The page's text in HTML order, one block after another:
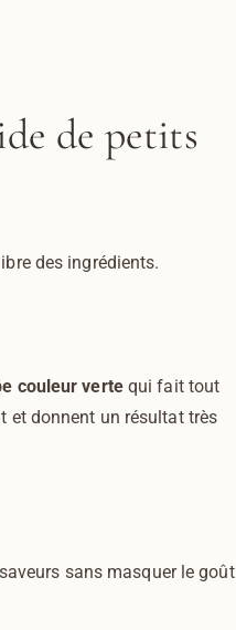
de petits
des ingrédients.
couleur vertequi fait tout
et donnent un résultat très
sans masquer le goût